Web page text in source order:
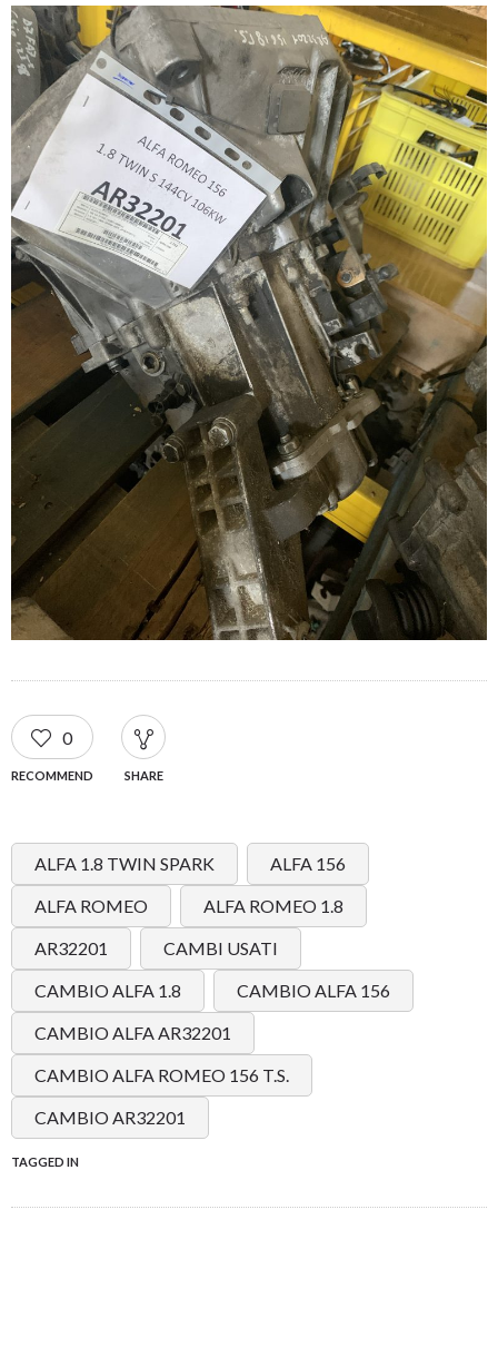
0
RECOMMEND SHARE
ALFA 1.8 TWIN SPARK
ALFA 156
ALFA ROMEO
ALFA ROMEO 1.8
AR32201
CAMBI USATI
CAMBIO ALFA 1.8
CAMBIO ALFA 156
CAMBIO ALFA AR32201
CAMBIO ALFA ROMEO 156 T.S.
CAMBIO AR32201
TAGGED IN